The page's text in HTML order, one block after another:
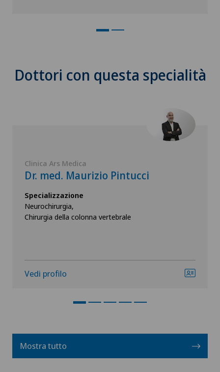
Dottori con questa specialità
Clinica Ars Medica
Dr. med. Maurizio Pintucci
Specializzazione
Neurochirurgia,
Chirurgia della colonna vertebrale
Vedi profilo
Mostra tutto